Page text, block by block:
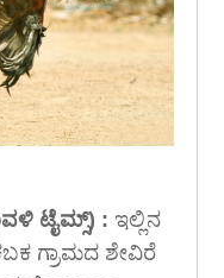
ಟೈಮ್ಸ್) : ಇಲ್ಲಿನ
ಗ್ರಾಮದ ಶೇವಿರೆ